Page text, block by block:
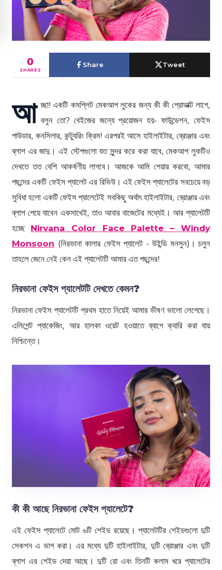
0
SHARES
Share Tweet
আ চ্ছা! একটি কমপ্লিট মেকআপ লুকের জন্য কী কী প্রোডাক্ট লাগে,
বলুন তো? বেইজের জন্যে প্রয়োজন হয়- ফাউন্ডেশন, ফেইস
পাউডার, কনসিলার, কন্ট্যুরিং ক্রিম! এরপরই আসে হাইলাইটার, ব্রোঞ্জার এবং
ব্লাশ এর জাদু। এই স্টেপগুলো যত সুন্দর করে করা যাবে, মেকআপ লুকটিও
দেখতে তত বেশি আকর্ষণীয় লাগবে। আজকে আমি শেয়ার করবো, আমার
পছন্দের একটি ফেইস প্যালেট এর রিভিউ। এই ফেইস প্যালেটের সবচেয়ে বড়
সুবিধা হলো একটি ফেইস প্যালেটেই সবকিছু অর্থাৎ হাইলাইটার, ব্রোঞ্জার এবং
ব্লাশ পেয়ে যাবেন একসাথেই, তাও আবার বাজেটের মধ্যেই। আর প্যালেটটি
হচ্ছে Nirvana Color Face Palette – Windy
Monsoon (নিরভানা কালার ফেইস প্যালেট - উইন্ডি মনসুন)। চলুন
তাহলে জেনে নেই কেন এই প্যালেটটি আমার এত পছন্দের!
নিরভানা ফেইস প্যালেটটি দেখতে কেমন?
নিরভানা ফেইস প্যালেটটি প্রথম হাতে নিয়েই আমার ভীষণ ভালো লেগেছে।
এলিগেন্ট প্যাকেজিং, আর হালকা ওয়েট হওয়াতে ব্যাগে ক্যারি করা যায়
নিশ্চিন্তে।
কী কী আছে নিরভানা ফেইস প্যালেটে?
এই ফেইস প্যালেটে মোট ৬টি শেইড রয়েছে। প্যালেটটির শেইডগুলো দুটি
সেকশন এ ভাগ করা। এর মধ্যে দুটি হাইলাইটার, দুটি ব্রোঞ্জার এবং দুটি
ব্লাশ এর শেইড দেয়া আছে। দুটি রো এবং তিনটি কলাম ধরে প্যালেটের